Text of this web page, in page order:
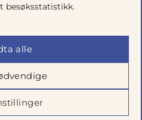
besøksstatistikk.
alle
|Cookie-innstillinger